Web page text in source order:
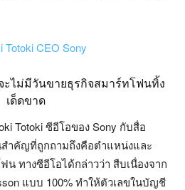
ะไม่มีวันขายธุรกิจสมาร์ทโฟนทิ้ง
เด็ดขาด
Totoki ซีอีโอของ Sony กับสื่อ
สำคัญที่ถูกถามถึงคือตำแหน่งและ
ทางซีอีโอได้กล่าวว่า สืบเนื่องจาก
แบบ 100% ทำให้ตัวเลขในบัญชี